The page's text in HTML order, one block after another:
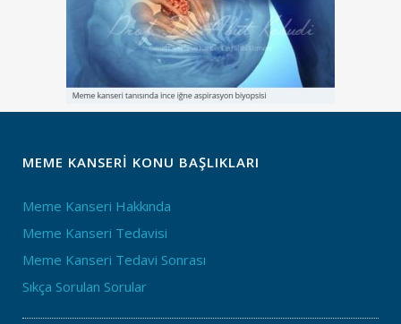
MEME KANSERI KONU BAŞLIKLARI
Meme Kanseri Hakkında
Meme Kanseri Tedavisi
Meme Kanseri Tedavi Sonrası
Sıkça Sorulan Sorular